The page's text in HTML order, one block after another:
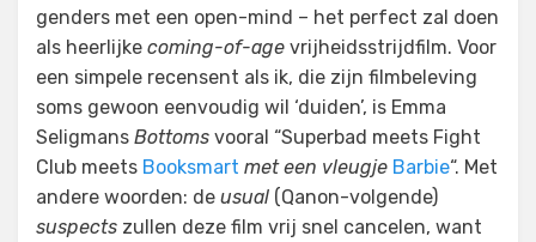
genders met een open-mind – het perfect zal doen
als heerlijke coming-of-age vrijheidsstrijdfilm. Voor
een simpele recensent als ik, die zijn filmbeleving
soms gewoon eenvoudig wil ‘duiden’, is Emma
Seligmans Bottoms vooral “Superbad meets Fight
Club meets Booksmart met een vleugje Barbie“. Met
andere woorden: de usual (Qanon-volgende)
suspects zullen deze film vrij snel cancelen, want